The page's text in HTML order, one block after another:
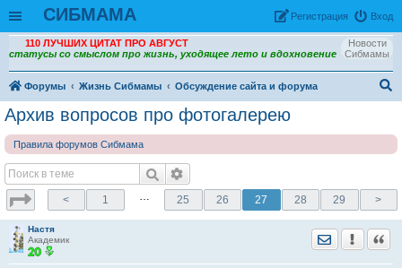
СИБМАМА Вход
Рeгиcтpaция
Новости
Сибмамы
110 ЛУЧШИХ ЦИТАТ ПРО АВГУСТ
статусы со смыслом про жизнь, уходящее лето и вдохновение
Форумы Жизнь Сибмамы
Обсуждение сайта и форума
Архив вопросов про фотогалерею
Правила форумов Сибмама
< 1 … 25 26 27 28 29 >
Настя
Академик
Отправить